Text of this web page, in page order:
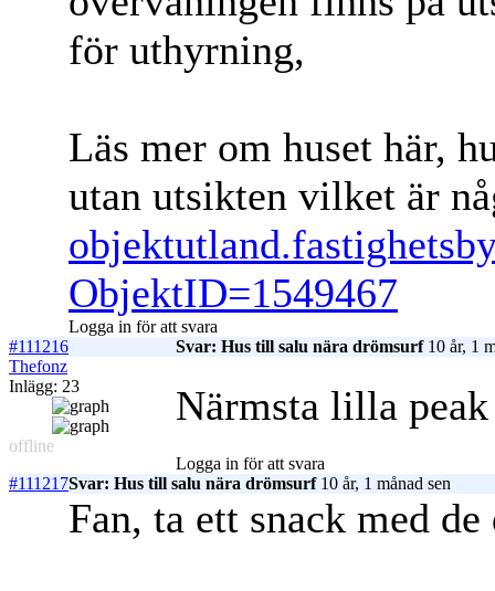
för uthyrning,
Läs mer om huset här,
utan utsikten vilket är
ObjektID=1549467
Logga in för att svara
#111216
Svar: Hus till salu nära drömsurf10 år, 1
Thefonz
Inlägg: 23
offline
Närmsta lilla
Logga in för att svara
#111217Svar: Hus till salu nära drömsurf10 år, 1 månad sen
Fan, ta ett snack med